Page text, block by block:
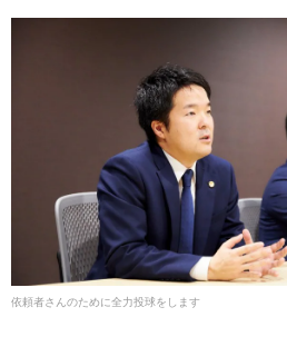
依頼者さんのために全力投球をします